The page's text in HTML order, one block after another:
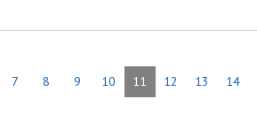
7 8 9 10 11 12 13 14